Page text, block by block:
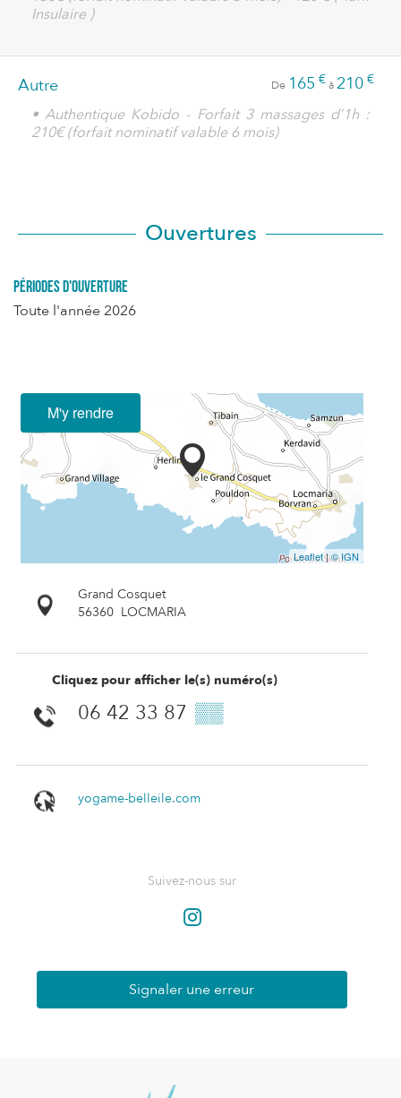
Insulaire )
Autre De 165 €à 210 €
• Authentique Kobido - Forfait 3 massages d’1h :
210€ (forfait nominatif valable 6 mois)
Ouvertures
Périodes d'ouverture
Toute l'année 2026
M'y rendre
Leaflet|© IGN
Grand Cosquet
56360 LOCMARIA
Cliquez pour afficher le(s) numéro(s)
06 42 33 87 ▒▒
yogame-belleile.com
Suivez-nous sur
Signaler une erreur